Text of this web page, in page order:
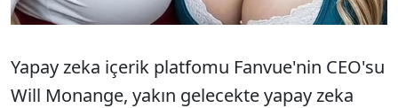
Yapay zeka içerik platfomu Fanvue'nin CEO'su
Will Monange, yakın gelecekte yapay zeka